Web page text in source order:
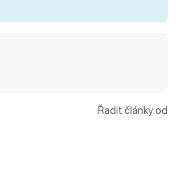
Řadit články od